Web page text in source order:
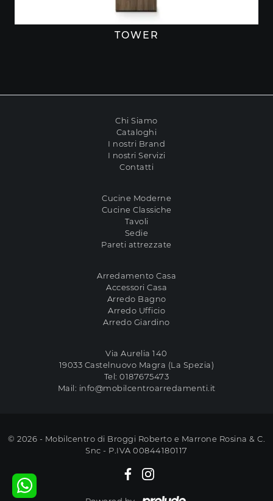
TOWER
Chi Siamo
Cataloghi
I nostri Brand
I nostri Servizi
Contatti
Cucine Moderne
Cucine Classiche
Tavoli
Sedie
Pareti attrezzate
Arredamento Casa
Accessori Casa
Arredo Bagno
Arredo Ufficio
Arredo Giardino
Via Aurelia 140
19033 Castelnuovo Magra (La Spezia)
Tel:0187675473
Mail: info@mobilcentroarredamenti.it
© 2026 - Mobilcentro di Broggi Roberto e Marrone Rosina & C.
Snc - P.IVA 00844180117